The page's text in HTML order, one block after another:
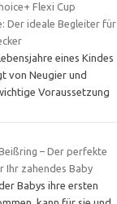
Flexi Cup
Der ideale Begleiter für
eines Kindes
von Neugier und
Voraussetzung
– Der perfekte
Ihr zahendes Baby
Babys ihre ersten